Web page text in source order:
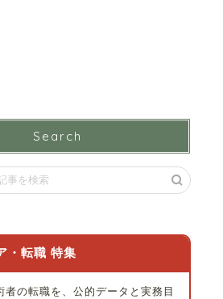
Search
・転職 特集
者の転職を、公的データと実務目